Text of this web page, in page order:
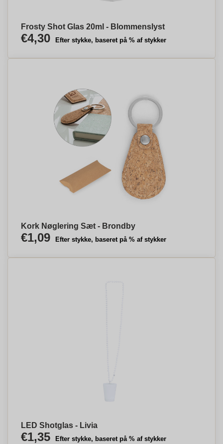
Frosty Shot Glas 20ml - Blommenslyst
€4,30 Efter stykke, baseret på % af stykker
Kork Nøglering Sæt - Brondby
€1,09 Efter stykke, baseret på % af stykker
LED Shotglas - Livia
€1,35 Efter stykke, baseret på % af stykker